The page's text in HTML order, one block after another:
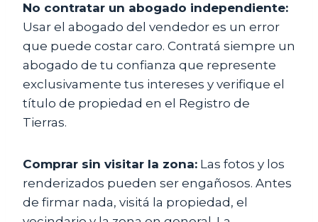
No contratar un abogado independiente:
Usar el abogado del vendedor es un error
que puede costar caro. Contratá siempre un
abogado de tu confianza que represente
exclusivamente tus intereses y verifique el
título de propiedad en el Registro de
Tierras.
Comprar sin visitar la zona: Las fotos y los
renderizados pueden ser engañosos. Antes
de firmar nada, visitá la propiedad, el